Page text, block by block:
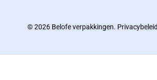
© 2026 Belofe verpakkingen. Privacybeleid